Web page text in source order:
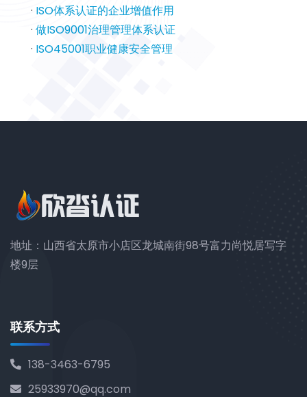
· ISO体系认证的企业增值作用
· 做ISO9001治理管理体系认证
· ISO45001职业健康安全管理
地址：山西省太原市小店区龙城南街98号富力尚悦居写字
楼9层
联系方式
138-3463-6795
25933970@qq.com